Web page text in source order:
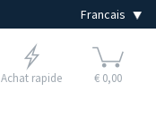
Achat rapide € 0,00